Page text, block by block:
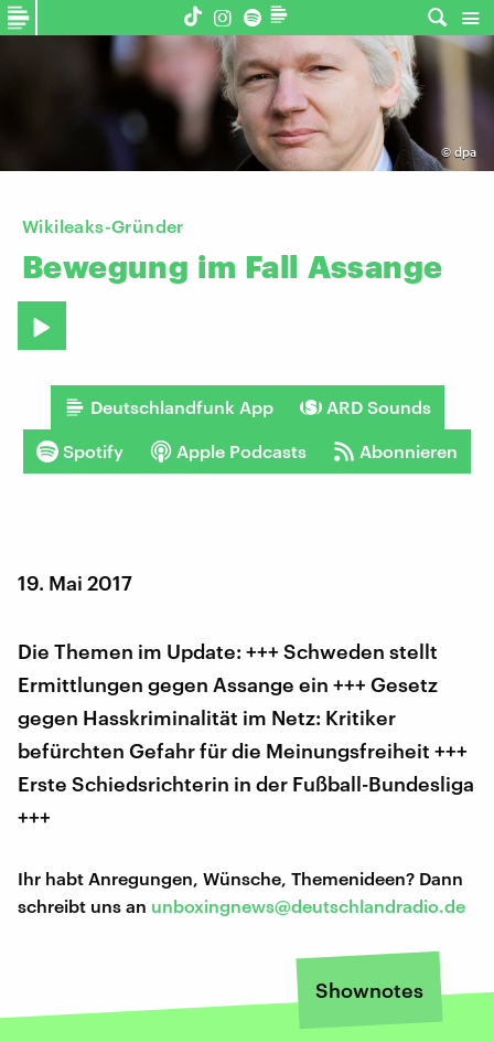
© dpa
Wikileaks-Gründer
Bewegung im Fall Assange
Deutschlandfunk App ARD Sounds
Spotify Apple Podcasts Abonnieren
19. Mai 2017
Die Themen im Update: +++ Schweden stellt
Ermittlungen gegen Assange ein +++ Gesetz
gegen Hasskriminalität im Netz: Kritiker
befürchten Gefahr für die Meinungsfreiheit +++
Erste Schiedsrichterin in der Fußball-Bundesliga
+++
Ihr habt Anregungen, Wünsche, Themenideen? Dann
schreibt uns an unboxingnews@deutschlandradio.de
Shownotes